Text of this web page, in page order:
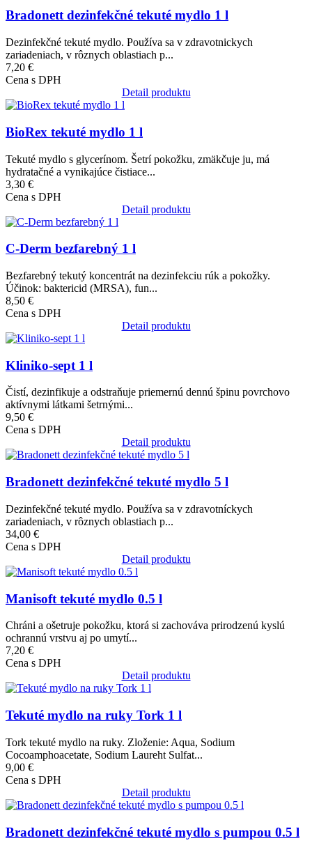
Bradonett dezinfekčné tekuté mydlo 1 l
Dezinfekčné tekuté mydlo. Používa sa v zdravotnickych
zariadeniach, v rôznych oblastiach p...
7,20 €
Cena s DPH
Detail produktu
Obrázok
BioRex tekuté mydlo 1 l
Tekuté mydlo s glycerínom. Šetrí pokožku, zmäkčuje ju, má
hydratačné a vynikajúce čistiace...
3,30 €
Cena s DPH
Detail produktu
Obrázok
C-Derm bezfarebný 1 l
Bezfarebný tekutý koncentrát na dezinfekciu rúk a pokožky.
Účinok: baktericid (MRSA), fun...
8,50 €
Cena s DPH
Detail produktu
Obrázok
Kliniko-sept 1 l
Čistí, dezinfikuje a odstraňuje priemernú dennú špinu povrchovo
aktívnymi látkami šetrnými...
9,50 €
Cena s DPH
Detail produktu
Obrázok
Bradonett dezinfekčné tekuté mydlo 5 l
Dezinfekčné tekuté mydlo. Používa sa v zdravotníckych
zariadeniach, v rôznych oblastiach p...
34,00 €
Cena s DPH
Detail produktu
Obrázok
Manisoft tekuté mydlo 0.5 l
Chráni a ošetruje pokožku, ktorá si zachováva prirodzenú kyslú
ochrannú vrstvu aj po umytí...
7,20 €
Cena s DPH
Detail produktu
Obrázok
Tekuté mydlo na ruky Tork 1 l
Tork tekuté mydlo na ruky. Zloženie: Aqua, Sodium
Cocoamphoacetate, Sodium Laureht Sulfat...
9,00 €
Cena s DPH
Detail produktu
Obrázok
Bradonett dezinfekčné tekuté mydlo s pumpou 0.5 l